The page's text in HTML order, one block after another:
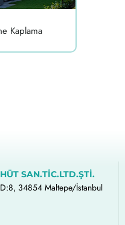
Kaplama
SAN.TİC.LTD.ŞTİ.
34854 Maltepe/İstanbul